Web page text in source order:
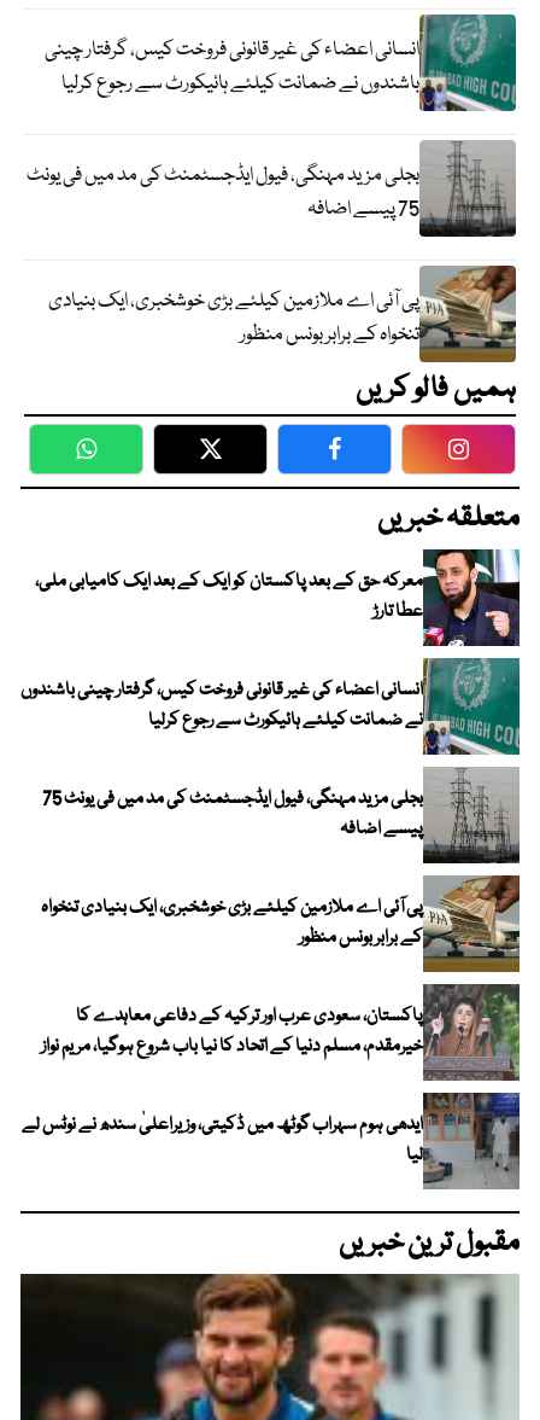
انسانی اعضاء کی غیر قانونی فروخت کیس، گرفتار چینی
باشندوں نے ضمانت کیلئے ہائیکورٹ سے رجوع کرلیا
بجلی مزید مہنگی، فیول ایڈجسٹمنٹ کی مد میں فی یونٹ
75 پیسے اضافہ
پی آئی اے ملازمین کیلئے بڑی خوشخبری، ایک بنیادی
تنخواہ کے برابر بونس منظور
ہمیں فالو کریں
WhatsApp Twitter Facebook
متعلقہ خبریں
معرکہ حق کے بعد پاکستان کو ایک کے بعد ایک کامیابی ملی،
عطا تارڑ
انسانی اعضاء کی غیر قانونی فروخت کیس، گرفتار چینی باشندوں
نے ضمانت کیلئے ہائیکورٹ سے رجوع کرلیا
بجلی مزید مہنگی، فیول ایڈجسٹمنٹ کی مد میں فی یونٹ 75
پیسے اضافہ
پی آئی اے ملازمین کیلئے بڑی خوشخبری، ایک بنیادی تنخواہ
کے برابر بونس منظور
پاکستان، سعودی عرب اور ترکیہ کے دفاعی معاہدے کا
خیرمقدم، مسلم دنیا کے اتحاد کا نیا باب شروع ہوگیا، مریم نواز
ایدھی ہوم سہراب گوٹھ میں ڈکیتی، وزیراعلیٰ سندھ نے نوٹس لے
لیا
مقبول ترین خبریں